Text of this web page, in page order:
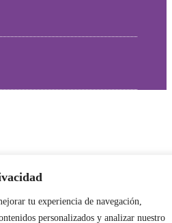
tu experiencia de navegación,
personalizados y analizar nuestro